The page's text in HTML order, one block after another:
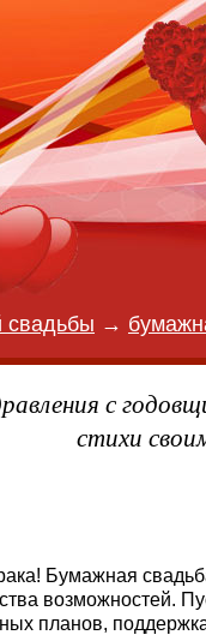
свадьбы →
с
стихи
Бумажная
возможностей.
планов,